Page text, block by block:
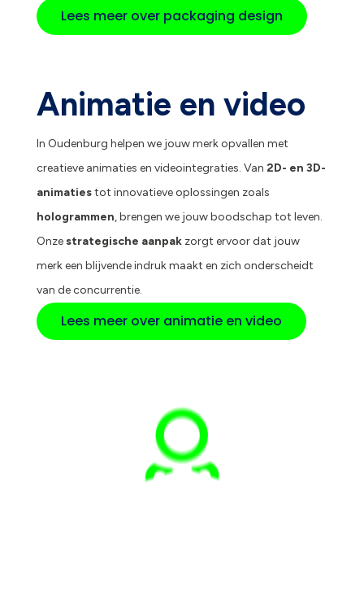
Lees meer over packaging design
Animatie en video
In Oudenburg helpen we jouw merk opvallen met
creatieve animaties en videointegraties. Van 2D- en 3D-
animatiestot innovatieve oplossingen zoals
hologrammen, brengen we jouw boodschap tot leven.
Onzestrategische aanpakzorgt ervoor dat jouw
merk een blijvende indruk maakt en zich onderscheidt
van de concurrentie.
Lees meer over animatie en video